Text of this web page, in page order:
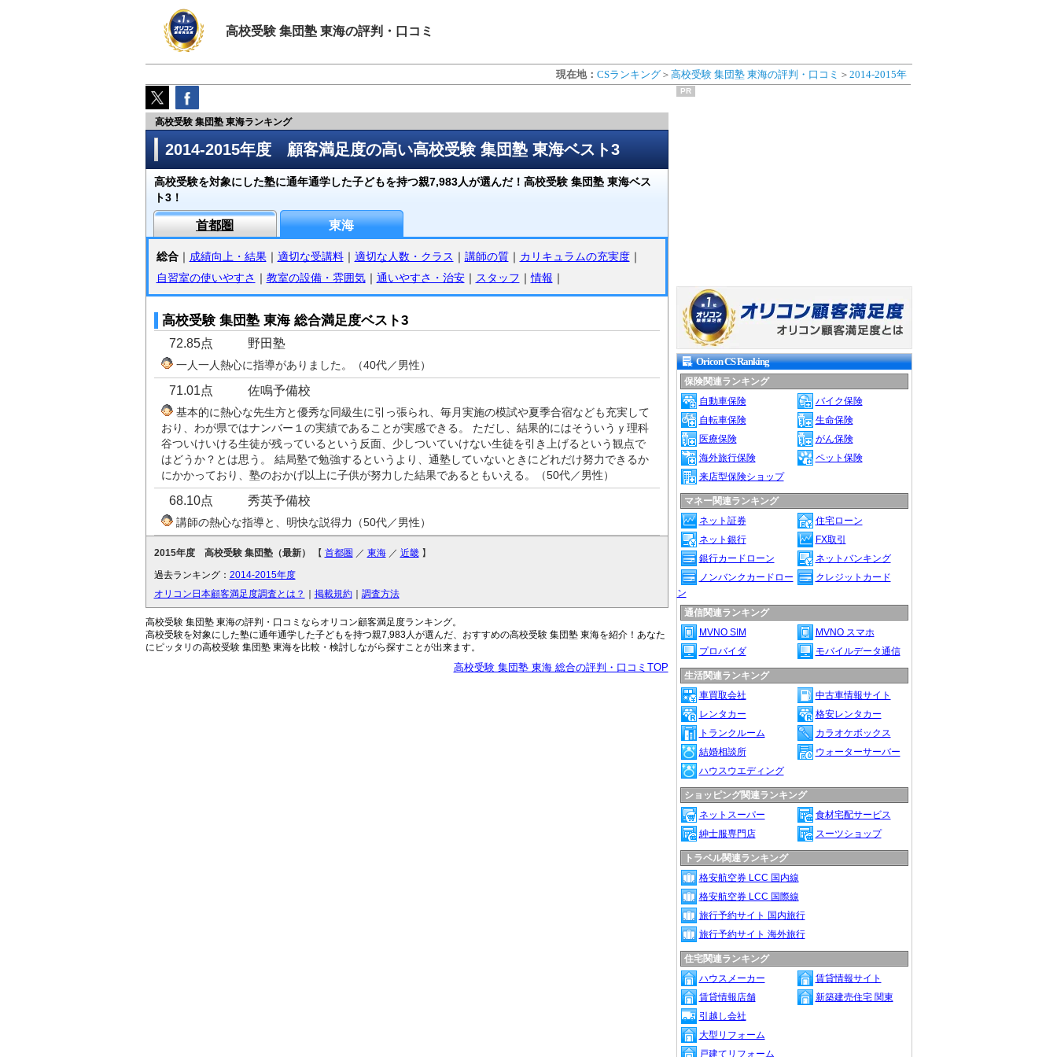
高校受験 集団塾 東海の評判・口コミ
現在地： CSランキング＞ 高校受験 集団塾 東海の評判・口コミ ＞ 2014-2015年
高校受験 集団塾 東海ランキング
2014-2015年度 顧客満足度の高い高校受験 集団塾 東海ベスト3
高校受験を対象にした塾に通年通学した子どもを持つ親7,983人が選んだ！高校受験 集団塾 東海ベス
ト3！
首都圏 東海
総合｜ 成績向上・結果｜ 適切な受講料｜ 適切な人数・クラス ｜ 講師の質｜ カリキュラムの充実度｜
自習室の使いやすさ ｜ 教室の設備・雰囲気｜ 通いやすさ・治安｜ スタッフ ｜情報 ｜
高校受験 集団塾 東海 総合満足度ベスト3
72.85点 野田塾
一人一人熱心に指導がありました。（40代／男性）
71.01点 佐鳴予備校
基本的に熱心な先生方と優秀な同級生に引っ張られ、毎月実施の模試や夏季合宿なども充実して
おり、わが県ではナンバー１の実績であることが実感できる。 ただし、結果的にはそういうｙ理科
谷ついけいける生徒が残っているという反面、少しついていけない生徒を引き上げるという観点で
はどうか？とは思う。 結局塾で勉強するというより、通塾していないときにどれだけ努力できるか
にかかっており、塾のおかげ以上に子供が努力した結果であるともいえる。（50代／男性）
68.10点 秀英予備校
講師の熱心な指導と、明快な説得力（50代／男性）
2015年度 高校受験 集団塾（最新） 【 首都圏 ／ 東海／ 近畿】
過去ランキング： 2014-2015年度
オリコン日本顧客満足度調査とは？
掲載規約｜ 調査方法
高校受験 集団塾 東海の評判・口コミならオリコン顧客満足度ランキング。
高校受験を対象にした塾に通年通学した子どもを持つ親7,983人が選んだ、おすすめの高校受験 集団塾 東海を紹介！あなた
にピッタリの高校受験 集団塾 東海を比較・検討しながら探すことが出来ます。
高校受験 集団塾 東海 総合の評判・口コミTOP
PR
Oricon CS Ranking
保険関連ランキング
自動車保険
自転車保険
医療保険
海外旅行保険
来店型保険ショップ
バイク保険
生命保険
がん保険
ペット保険
マネー関連ランキング
ネット証券
ネット銀行
銀行カードローン
ノンバンクカードロー
ン
住宅ローン
FX取引
ネットバンキング
クレジットカード
通信関連ランキング
MVNO SIM
プロバイダ
MVNO スマホ
モバイルデータ通信
生活関連ランキング
車買取会社
レンタカー
トランクルーム
結婚相談所
ハウスウエディング
中古車情報サイト
格安レンタカー
カラオケボックス
ウォーターサーバー
ショッピング関連ランキング
ネットスーパー
紳士服専門店
食材宅配サービス
スーツショップ
トラベル関連ランキング
格安航空券 LCC 国内線
格安航空券 LCC 国際線
旅行予約サイト 国内旅行
旅行予約サイト 海外旅行
住宅関連ランキング
ハウスメーカー
賃貸情報店舗
引越し会社
賃貸情報サイト
新築建売住宅 関東
大型リフォーム
戸建てリフォーム